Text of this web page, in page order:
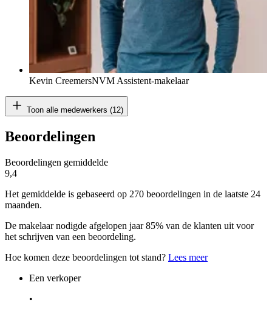
Kevin CreemersNVM Assistent-makelaar
Toon alle medewerkers (12)
Beoordelingen
Beoordelingen gemiddelde
9,4
Het gemiddelde is gebaseerd op 270 beoordelingen in de laatste 24
maanden.
De makelaar nodigde afgelopen jaar 85% van de klanten uit voor
het schrijven van een beoordeling.
Hoe komen deze beoordelingen tot stand? Lees meer
Een verkoper
•